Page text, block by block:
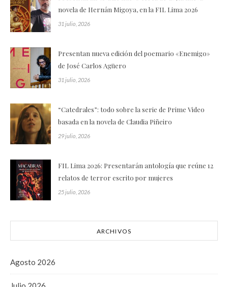
novela de Hernán Migoya, en la FIL Lima 2026
31 julio, 2026
Presentan nueva edición del poemario «Enemigo»
de José Carlos Agüero
31 julio, 2026
“Catedrales”: todo sobre la serie de Prime Video
basada en la novela de Claudia Piñeiro
29 julio, 2026
FIL Lima 2026: Presentarán antología que reúne 12
relatos de terror escrito por mujeres
25 julio, 2026
ARCHIVOS
Agosto 2026